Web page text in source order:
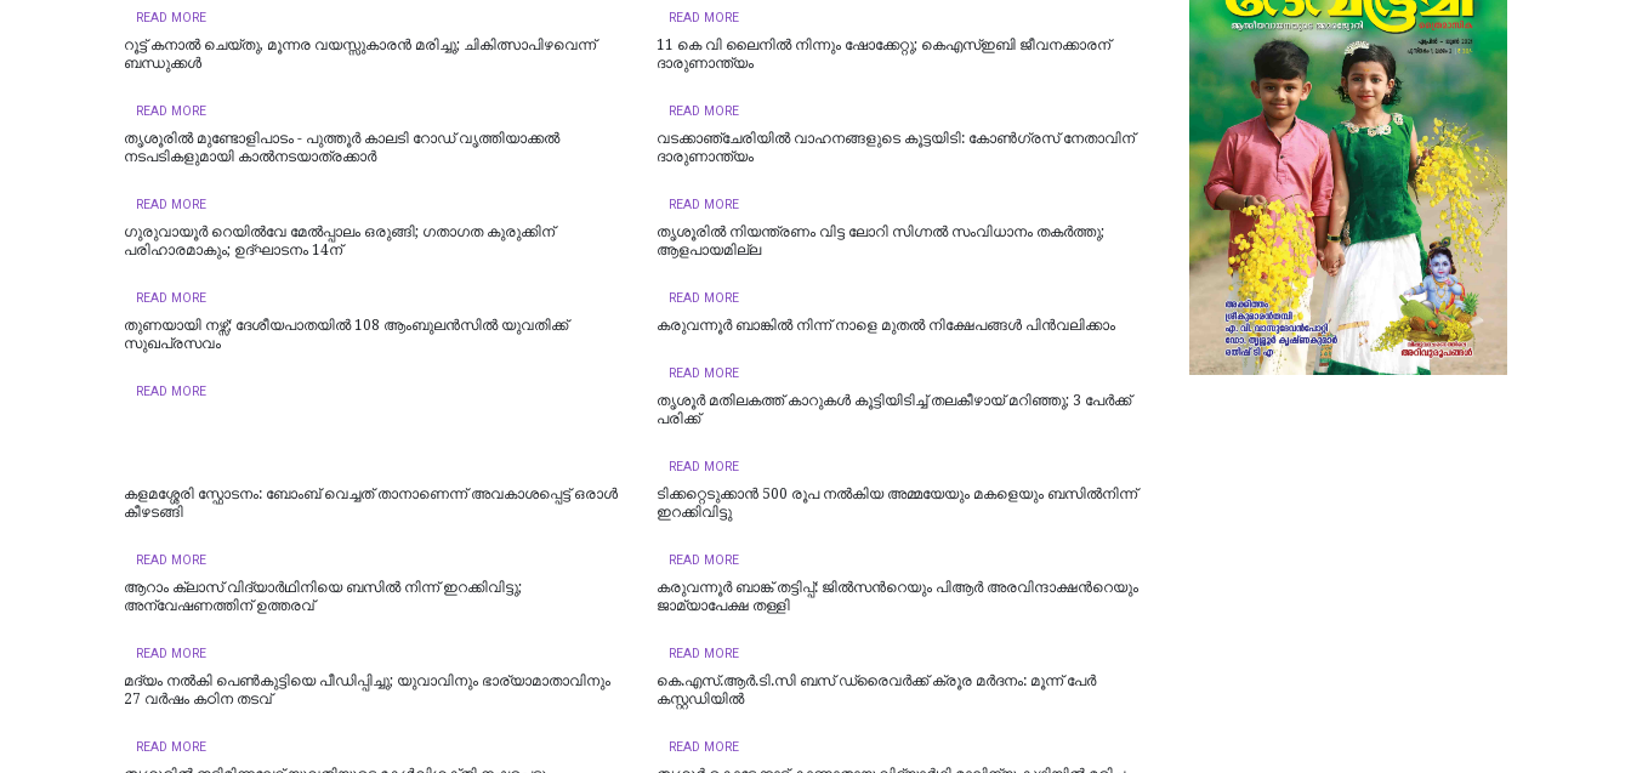
READ MORE READ MORE
റൂട്ട് കനാൽ ചെയ്തു, മൂന്നര വയസ്സുകാരൻ മരിച്ചു; ചികിത്സാപിഴവെന്ന്
ബന്ധുക്കൾ
READ MORE
11 കെ വി ലൈനിൽ നിന്നും ഷോക്കേറ്റു; കെഎസ്ഇബി ജീവനക്കാരന്
ദാരുണാന്ത്യം
READ MORE
തൃശൂരിൽ മുണ്ടോളിപാടം - പുത്തൂർ കാലടി റോഡ് വൃത്തിയാക്കൽ
നടപടികളുമായി കാൽനടയാത്രക്കാർ
READ MORE
വടക്കാഞ്ചേരിയിൽ വാഹനങ്ങളുടെ കൂട്ടയിടി: കോൺഗ്രസ് നേതാവിന്
ദാരുണാന്ത്യം
READ MORE
ഗുരുവായൂര്‍ റെയില്‍വേ മേല്‍പ്പാലം ഒരുങ്ങി; ഗതാഗത കുരുക്കിന്
പരിഹാരമാകും; ഉദ്ഘാടനം 14ന്
READ MORE
തൃശൂരിൽ നിയന്ത്രണം വിട്ട ലോറി സിഗ്നൽ സംവിധാനം തകർത്തു;
ആളപായമില്ല
READ MORE
തുണയായി നഴ്സ്; ദേശീയപാതയിൽ 108 ആംബുലൻസിൽ യുവതിക്ക്
സുഖപ്രസവം
READ MORE
കരുവന്നൂർ ബാങ്കിൽ നിന്ന് നാളെ മുതൽ നിക്ഷേപങ്ങൾ പിൻവലിക്കാം
READ MORE
തൃശൂര്‍ മതിലകത്ത് കാറുകള്‍ കൂട്ടിയിടിച്ച് തലകീഴായ് മറിഞ്ഞു; 3 പേര്‍ക്ക്
പരിക്ക്
READ MORE
കളമശ്ശേരി സ്ഫോടനം: ബോംബ് വെച്ചത് താനാണെന്ന് അവകാശപ്പെട്ട് ഒരാൾ
കീഴടങ്ങി
READ MORE
ടിക്കറ്റെടുക്കാന്‍ 500 രൂപ നല്‍കിയ അമ്മയേയും മകളെയും ബസില്‍നിന്ന്
ഇറക്കിവിട്ടു
READ MORE
ആറാം ക്ലാസ് വിദ്യാര്‍ഥിനിയെ ബസില്‍ നിന്ന് ഇറക്കിവിട്ടു;
അന്വേഷണത്തിന് ഉത്തരവ്
READ MORE
കരുവന്നൂർ ബാങ്ക് തട്ടിപ്പ്: ജിൽസന്‍റെയും പിആർ അരവിന്ദാക്ഷന്‍റെയും
ജാമ്യാപേക്ഷ തള്ളി
READ MORE
മദ്യം നൽകി പെൺകുട്ടിയെ പീഡിപ്പിച്ചു; യുവാവിനും ഭാര്യാമാതാവിനും
27 വർഷം കഠിന തടവ്
READ MORE
കെ.എസ്.ആർ.ടി.സി ബസ് ഡ്രൈവർക്ക് ക്രൂര മർദനം: മൂന്ന് പേർ
കസ്റ്റഡിയിൽ
READ MORE